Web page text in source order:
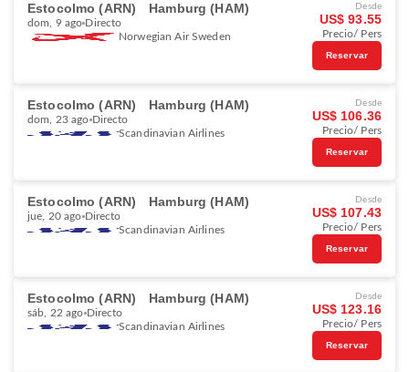
Estocolmo (ARN) Hamburg (HAM)
dom, 9 ago Directo
Norwegian Air Sweden
Desde
US$ 93.55
Precio/ Pers
Reservar
Estocolmo (ARN) Hamburg (HAM)
dom, 23 ago Directo
Scandinavian Airlines
Desde
US$ 106.36
Precio/ Pers
Reservar
Estocolmo (ARN) Hamburg (HAM)
jue, 20 ago Directo
Scandinavian Airlines
Desde
US$ 107.43
Precio/ Pers
Reservar
Estocolmo (ARN) Hamburg (HAM)
sáb, 22 ago Directo
Scandinavian Airlines
Desde
US$ 123.16
Precio/ Pers
Reservar